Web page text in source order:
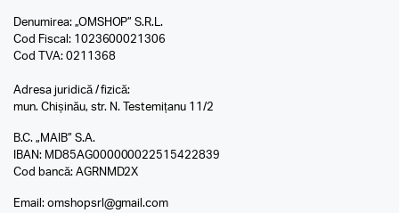
Denumirea: „OMSHOP” S.R.L.
Cod Fiscal: 1023600021306
Cod TVA: 0211368
Adresa juridică / fizică:
mun. Chișinău, str. N. Testemițanu 11/2
B.C. „MAIB” S.A.
IBAN: MD85AG000000022515422839
Cod bancă: AGRNMD2X
Email: omshopsrl@gmail.com